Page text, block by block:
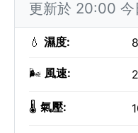
更新於 20:00 今
💧 濕度:
🌬️ 風速:
🌡️ 氣壓: